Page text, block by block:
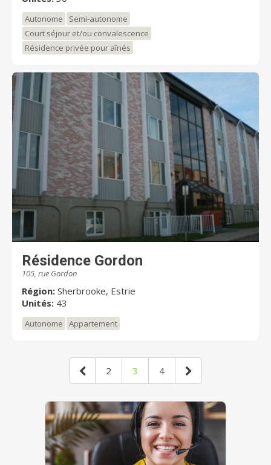
Autonome
Semi-autonome
Court séjour et/ou convalescence
Résidence privée pour aînés
Résidence Gordon
105, rue Gordon
Région: Sherbrooke, Estrie
Unités: 43
Autonome Appartement
2 3 4